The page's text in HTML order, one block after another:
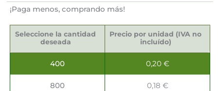
¡Paga menos, comprando más!
Seleccione la cantidad
deseada
Precio por unidad (IVA no
incluído)
400 0,20 €
800 0,18 €
Kraft
18x8x24cm